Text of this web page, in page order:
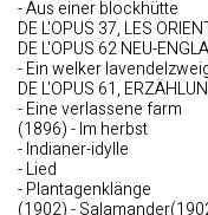
- Aus einer blockhütte
DE L'OPUS 37, LES
DE L'OPUS 62 NEU-
- Ein welker
DE L'OPUS 61,
- Eine verlassene farm
(1896) - Im herbst
- Indianer-idylle
- Lied
- Plantagenklänge
(1902) -